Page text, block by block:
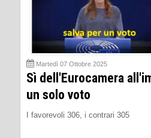
Martedì 07 Ottobre 2025
Sì dell'Eurocamera
un solo voto
I favorevoli 306, i contrari 305